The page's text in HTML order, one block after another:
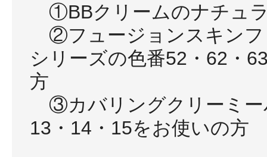
①BBクリームのナチュ
②フュージョンスキンフ
シリーズの色番52・62・
方
③カバリングクリーミー
13・14・15をお使いの方